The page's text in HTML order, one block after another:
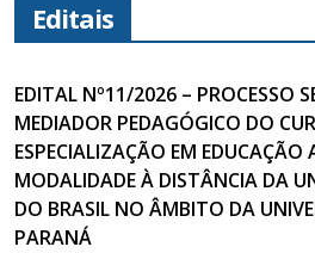
Editais
EDITAL Nº11/2026 – PROCESSO
MEDIADOR PEDAGÓGICO DO
ESPECIALIZAÇÃO EM
MODALIDADE À DISTÂNCIA DA
DO BRASIL NO ÂMBITO DA
PARANÁ